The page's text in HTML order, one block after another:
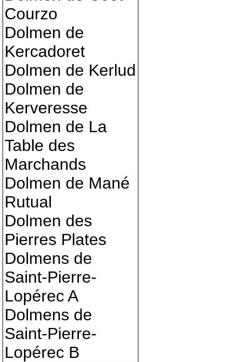
Courzo
Dolmen de
Kercadoret
Dolmen de Kerlud
Dolmen de
Kerveresse
Dolmen de La
Table des
Marchands
Dolmen de Mané
Rutual
Dolmen des
Pierres Plates
Dolmens de
Saint-Pierre-
Lopérec A
Dolmens de
Saint-Pierre-
Lopérec B